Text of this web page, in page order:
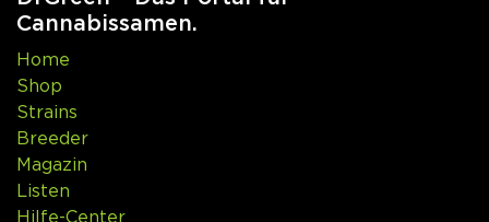
Cannabissamen.
Home
Shop
Strains
Breeder
Magazin
Listen
Hilfe-Center